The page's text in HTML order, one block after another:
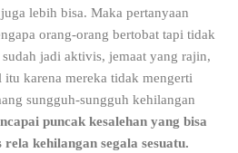
lebih bisa. Maka pertanyaan
orang-orang bertobat tapi tidak
jadi aktivis, jemaat yang rajin,
itu karena mereka tidak mengerti
sungguh-sungguh kehilangan
puncak kesalehan yang bisa
kehilangan segala sesuatu.